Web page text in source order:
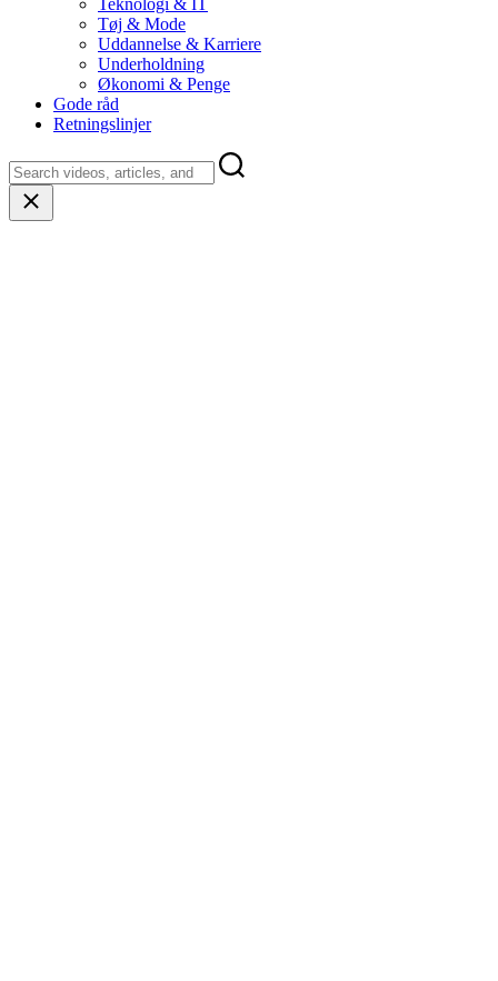
Tøj & Mode
Uddannelse & Karriere
Underholdning
Økonomi & Penge
Gode råd
Retningslinjer
Close
search